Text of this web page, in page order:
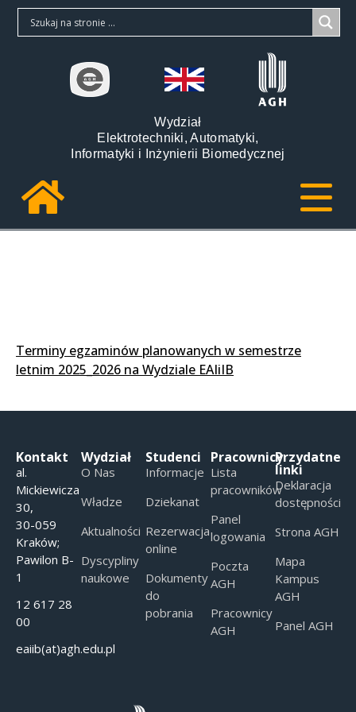
Wydział
Elektrotechniki, Automatyki,
Informatyki i Inżynierii Biomedycznej
Terminy egzaminów planowanych w semestrze
letnim 2025_2026 na Wydziale EAIiIB
Kontakt
al.
Mickiewicza
30,
30-059
Kraków;
Pawilon B-
1
12 617 28
00
eaiib(at)agh.edu.pl
Wydział
O Nas
Władze
Aktualności
Dyscypliny
naukowe
Studenci
Informacje
Dziekanat
Rezerwacja
online
Dokumenty
do
pobrania
Pracownicy
Lista
pracowników
Panel
logowania
Poczta
AGH
Pracownicy
AGH
Przydatne
linki
Deklaracja
dostępności
Strona AGH
Mapa
Kampus
AGH
Panel AGH